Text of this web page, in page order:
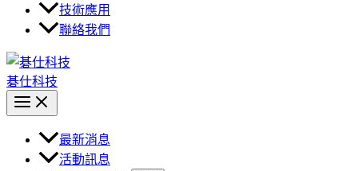
技術應用
聯絡我們
碁仕科技
最新消息
活動訊息